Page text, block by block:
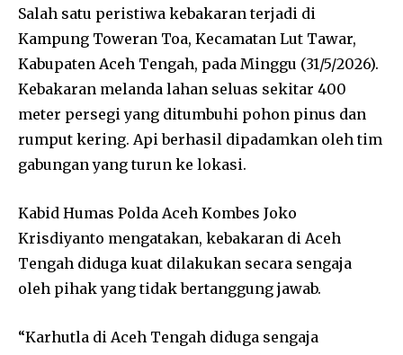
Salah satu peristiwa kebakaran terjadi di
Kampung Toweran Toa, Kecamatan Lut Tawar,
Kabupaten Aceh Tengah, pada Minggu (31/5/2026).
Kebakaran melanda lahan seluas sekitar 400
meter persegi yang ditumbuhi pohon pinus dan
rumput kering. Api berhasil dipadamkan oleh tim
gabungan yang turun ke lokasi.
Kabid Humas Polda Aceh Kombes Joko
Krisdiyanto mengatakan, kebakaran di Aceh
Tengah diduga kuat dilakukan secara sengaja
oleh pihak yang tidak bertanggung jawab.
“Karhutla di Aceh Tengah diduga sengaja